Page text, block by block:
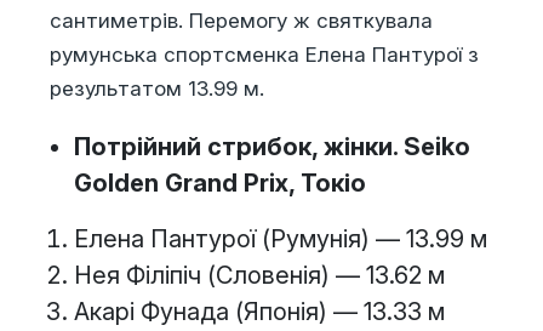
сантиметрів. Перемогу ж святкувала
румунська спортсменка Елена Пантурої з
результатом 13.99 м.
Потрійний стрибок, жінки. Seiko
Golden Grand Prix, Токіо
Елена Пантурої (Румунія) — 13.99 м
Нея Філіпіч (Словенія) — 13.62 м
Акарі Фунада (Японія) — 13.33 м